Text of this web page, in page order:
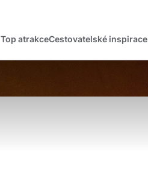
Top atrakceCestovatelské inspirace